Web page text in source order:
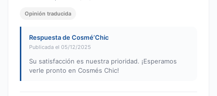
Opinión traducida
Respuesta de Cosmé’Chic
Publicada el 05/12/2025
Su satisfacción es nuestra prioridad. ¡Esperamos
verle pronto en Cosmés Chic!